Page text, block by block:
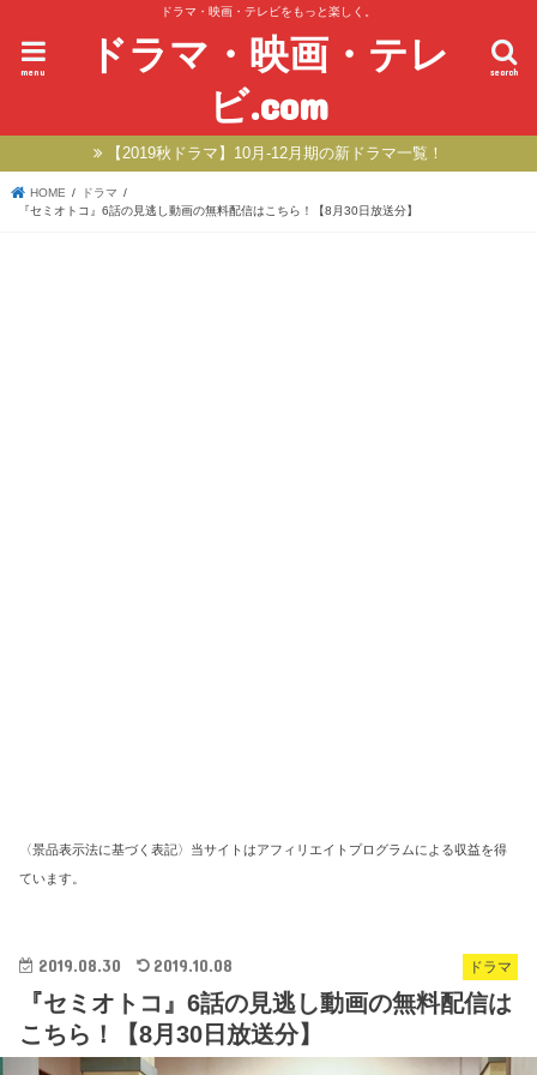
ドラマ・映画・テレビをもっと楽しく。
ドラマ・映画・テレ
ビ.com
search
menu
【2019秋ドラマ】10月-12月期の新ドラマ一覧！
HOME
ドラマ
『セミオトコ』6話の見逃し動画の無料配信はこちら！【8月30日放送分】
〈景品表示法に基づく表記〉当サイトはアフィリエイトプログラムによる収益を得
ています。
ドラマ
2019.08.30 2019.10.08
『セミオトコ』6話の見逃し動画の無料配信は
こちら！【8月30日放送分】